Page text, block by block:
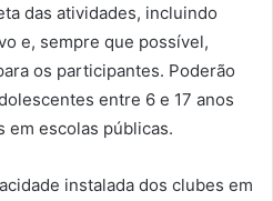
das atividades, incluindo
e, sempre que possível,
os participantes. Poderão
entre 6 e 17 anos
em escolas públicas.
instalada dos clubes em